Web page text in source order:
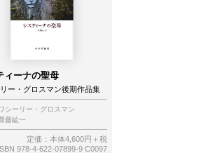
ィーナの聖母
ー・グロスマン後期作品集
シーリー・グロスマン
藤紘一
定価：本体4,600円＋税
978-4-622-07899-9 C0097